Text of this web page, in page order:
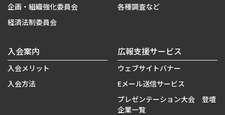
企画・組織強化委員会
経済法制委員会
各種調査など
入会案内
入会メリット
入会方法
広報支援サービス
ウェブサイトバナー
Eメール送信サービス
プレゼンテーション大会 登壇
企業一覧